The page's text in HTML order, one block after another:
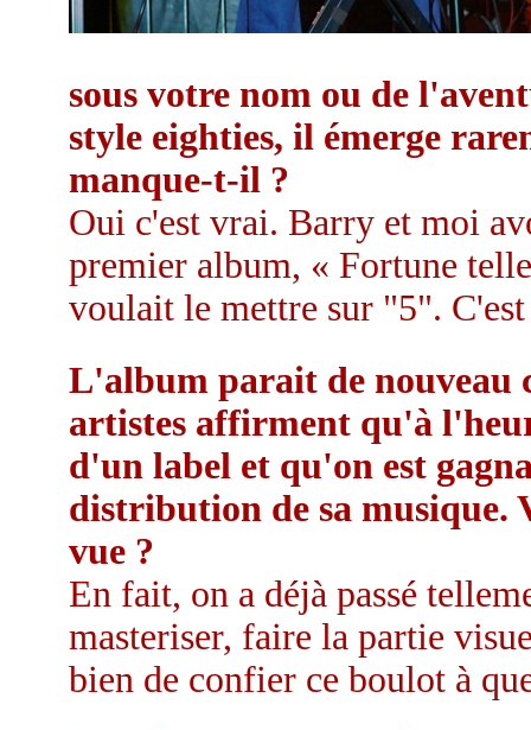
sous votre nom ou de
style eighties, il émerge
manque-t-il ?
Oui c'est vrai. Barry et moi
premier album, « Fortune
voulait le mettre sur "5".
L'album parait de nouveau
artistes affirment qu'à
d'un label et qu'on est
distribution de sa musique.
vue ?
En fait, on a déjà passé
masteriser, faire la partie
bien de confier ce boulot à